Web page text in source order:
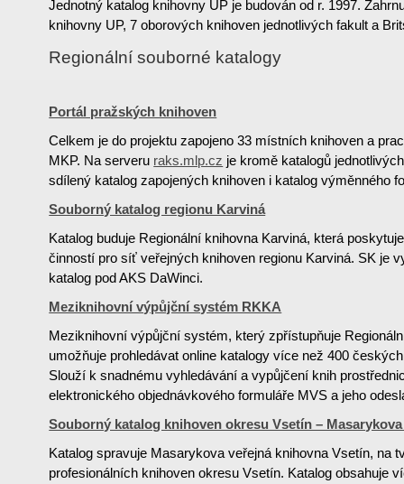
Jednotný katalog knihovny UP je budován od r. 1997.
knihovny UP, 7 oborových knihoven jednotlivých fakult a
Regionální souborné katalogy
Portál pražských knihoven
Celkem je do projektu zapojeno 33 místních knihoven a
MKP. Na serveru raks.mlp.cz je kromě katalogů
sdílený katalog zapojených knihoven i katalog výměnného
Souborný katalog regionu Karviná
Katalog buduje Regionální knihovna Karviná, která
činností pro síť veřejných knihoven regionu Karviná. SK je
katalog pod AKS DaWinci.
Meziknihovní výpůjční systém RKKA
Meziknihovní výpůjční systém, který zpřístupňuje
umožňuje prohledávat online katalogy více než 400
Slouží k snadnému vyhledávání a vypůjčení knih
elektronického objednávkového formuláře MVS a jeho
Souborný katalog knihoven okresu Vsetín –
Katalog spravuje Masarykova veřejná knihovna Vsetín, na
profesionálních knihoven okresu Vsetín. Katalog obsahuje